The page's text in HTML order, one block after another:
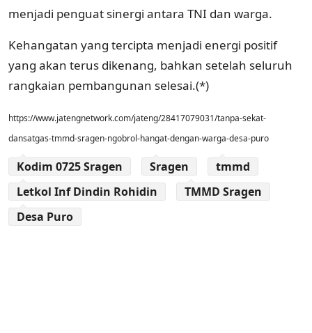
menjadi penguat sinergi antara TNI dan warga.
Kehangatan yang tercipta menjadi energi positif
yang akan terus dikenang, bahkan setelah seluruh
rangkaian pembangunan selesai.(*)
https://www.jatengnetwork.com/jateng/28417079031/tanpa-sekat-
dansatgas-tmmd-sragen-ngobrol-hangat-dengan-warga-desa-puro
Kodim 0725 Sragen Sragen
tmmd
Letkol Inf Dindin Rohidin
TMMD Sragen
Desa Puro